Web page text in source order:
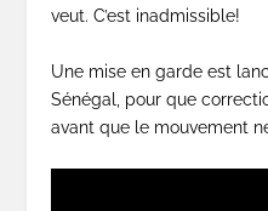
veut. C’est inadmissible!
Une mise en garde est
Sénégal, pour que
avant que le mouvement